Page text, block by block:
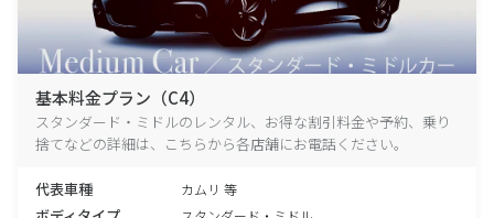
基本料金プラン（C4）
スタンダード・ミドルのレンタル、お得な割引料金や予約、乗り
捨てなどの詳細は、こちらから各店舗にお電話ください。
代表車種 カムリ 等